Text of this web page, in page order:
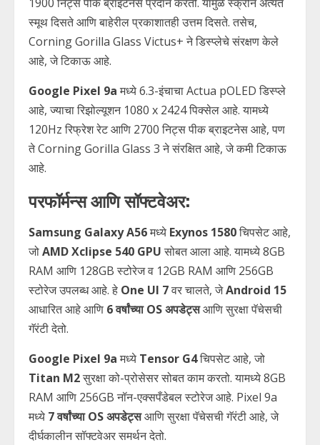
स्मूथ दिसते आणि बाहेरील प्रकाशातही उत्तम दिसते. तसेच,
Corning Gorilla Glass Victus+ ने डिस्प्लेचे संरक्षण केले
आहे, जे टिकाऊ आहे.
Google Pixel 9aमध्ये 6.3-इंचाचा Actua pOLED डिस्प्ले
आहे, ज्याचा रिझोल्यूशन 1080 x 2424 पिक्सेल आहे. यामध्ये
120Hz रिफ्रेश रेट आणि 2700 निट्स पीक ब्राइटनेस आहे, पण
ते Corning Gorilla Glass 3 ने संरक्षित आहे, जे कमी टिकाऊ
आहे.
परफॉर्मन्स आणि सॉफ्टवेअर:
Samsung Galaxy A56मध्ये Exynos 1580चिपसेट आहे,
जोAMD Xclipse 540 GPUसोबत आला आहे. यामध्ये 8GB
RAM आणि 128GB स्टोरेज व 12GB RAM आणि 256GB
स्टोरेज उपलब्ध आहे. हे One UI 7वर चालते, जेAndroid 15
आधारित आहे आणि 6 वर्षांच्या OS अपडेट्सआणि सुरक्षा पॅचेसची
गॅरंटी देतो.
Google Pixel 9aमध्ये Tensor G4चिपसेट आहे, जो
Titan M2सुरक्षा को-प्रोसेसर सोबत काम करतो. यामध्ये 8GB
RAM आणि 256GB नॉन-एक्सपँडेबल स्टोरेज आहे. Pixel 9a
मध्ये 7 वर्षांच्या OS अपडेट्सआणि सुरक्षा पॅचेसची गॅरंटी आहे, जे
दीर्घकालीन सॉफ्टवेअर समर्थन देतो.